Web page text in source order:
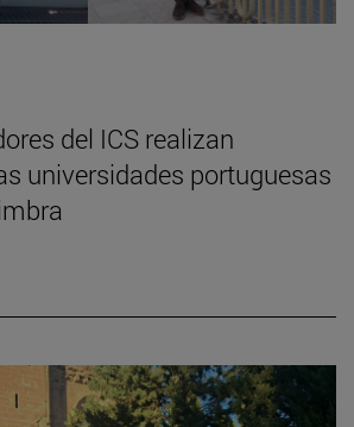
del ICS realizan
universidades portuguesas